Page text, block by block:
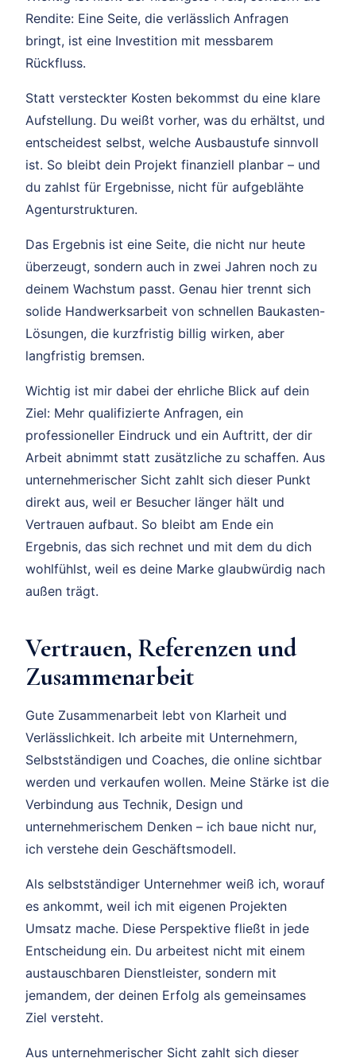
Rendite: Eine Seite, die verlässlich Anfragen
bringt, ist eine Investition mit messbarem
Rückfluss.
Statt versteckter Kosten bekommst du eine klare
Aufstellung. Du weißt vorher, was du erhältst, und
entscheidest selbst, welche Ausbaustufe sinnvoll
ist. So bleibt dein Projekt finanziell planbar – und
du zahlst für Ergebnisse, nicht für aufgeblähte
Agenturstrukturen.
Das Ergebnis ist eine Seite, die nicht nur heute
überzeugt, sondern auch in zwei Jahren noch zu
deinem Wachstum passt. Genau hier trennt sich
solide Handwerksarbeit von schnellen Baukasten-
Lösungen, die kurzfristig billig wirken, aber
langfristig bremsen.
Wichtig ist mir dabei der ehrliche Blick auf dein
Ziel: Mehr qualifizierte Anfragen, ein
professioneller Eindruck und ein Auftritt, der dir
Arbeit abnimmt statt zusätzliche zu schaffen. Aus
unternehmerischer Sicht zahlt sich dieser Punkt
direkt aus, weil er Besucher länger hält und
Vertrauen aufbaut. So bleibt am Ende ein
Ergebnis, das sich rechnet und mit dem du dich
wohlfühlst, weil es deine Marke glaubwürdig nach
außen trägt.
Vertrauen, Referenzen und
Zusammenarbeit
Gute Zusammenarbeit lebt von Klarheit und
Verlässlichkeit. Ich arbeite mit Unternehmern,
Selbstständigen und Coaches, die online sichtbar
werden und verkaufen wollen. Meine Stärke ist die
Verbindung aus Technik, Design und
unternehmerischem Denken – ich baue nicht nur,
ich verstehe dein Geschäftsmodell.
Als selbstständiger Unternehmer weiß ich, worauf
es ankommt, weil ich mit eigenen Projekten
Umsatz mache. Diese Perspektive fließt in jede
Entscheidung ein. Du arbeitest nicht mit einem
austauschbaren Dienstleister, sondern mit
jemandem, der deinen Erfolg als gemeinsames
Ziel versteht.
Aus unternehmerischer Sicht zahlt sich dieser